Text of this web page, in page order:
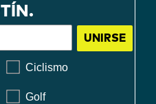
UNIRSE
Ciclismo
Golf